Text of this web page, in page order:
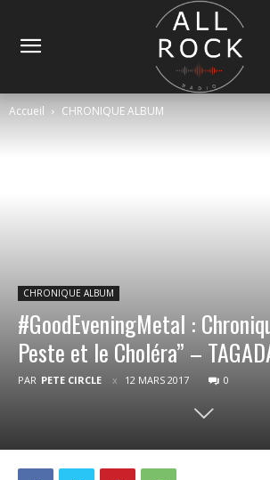
Accueil CHRONIQUE ALBUM
CHRONIQUE ALBUM
#GoodEveningMetal :
Peste et le Choléra” –
PAR PETE CIRCLE 12 MARS 2017 0